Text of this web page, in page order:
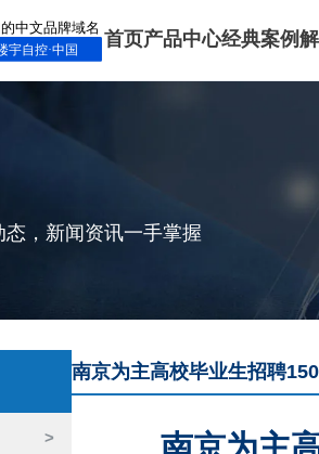
首页产品中心经典案例
，新闻资讯一手掌握
南京为主高校毕业生招聘